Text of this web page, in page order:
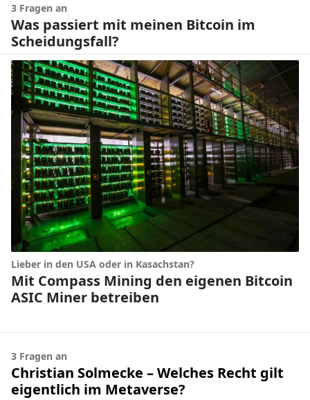
3 Fragen an
Was passiert mit meinen Bitcoin im
Scheidungsfall?
Lieber in den USA oder in Kasachstan?
Mit Compass Mining den eigenen Bitcoin
ASIC Miner betreiben
3 Fragen an
Christian Solmecke – Welches Recht gilt
eigentlich im Metaverse?